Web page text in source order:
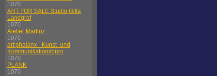
1070
ART FOR SALE Studio Gitta
Landgraf
1070
Atelier Martinz
1070
art:phalanx - Kunst- und
Kommunikationsbüro
1070
PLANK
1070